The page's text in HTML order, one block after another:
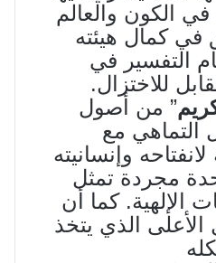
في الكون والعالم
في كمال هيئته
التفسير في
للاختزال.
” من أصول
التماهي مع
وإنسانيته
مجردة تمثل
الإلهية. كما أن
الذي يتخذ